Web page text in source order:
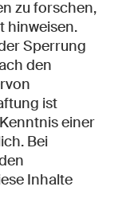
zu forschen,
hinweisen.
Sperrung
den
ist
einer
Bei
Inhalte